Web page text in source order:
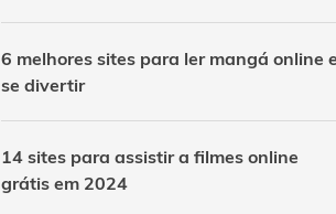
6 melhores sites para ler mangá online e
se divertir
14 sites para assistir a filmes online
grátis em 2024